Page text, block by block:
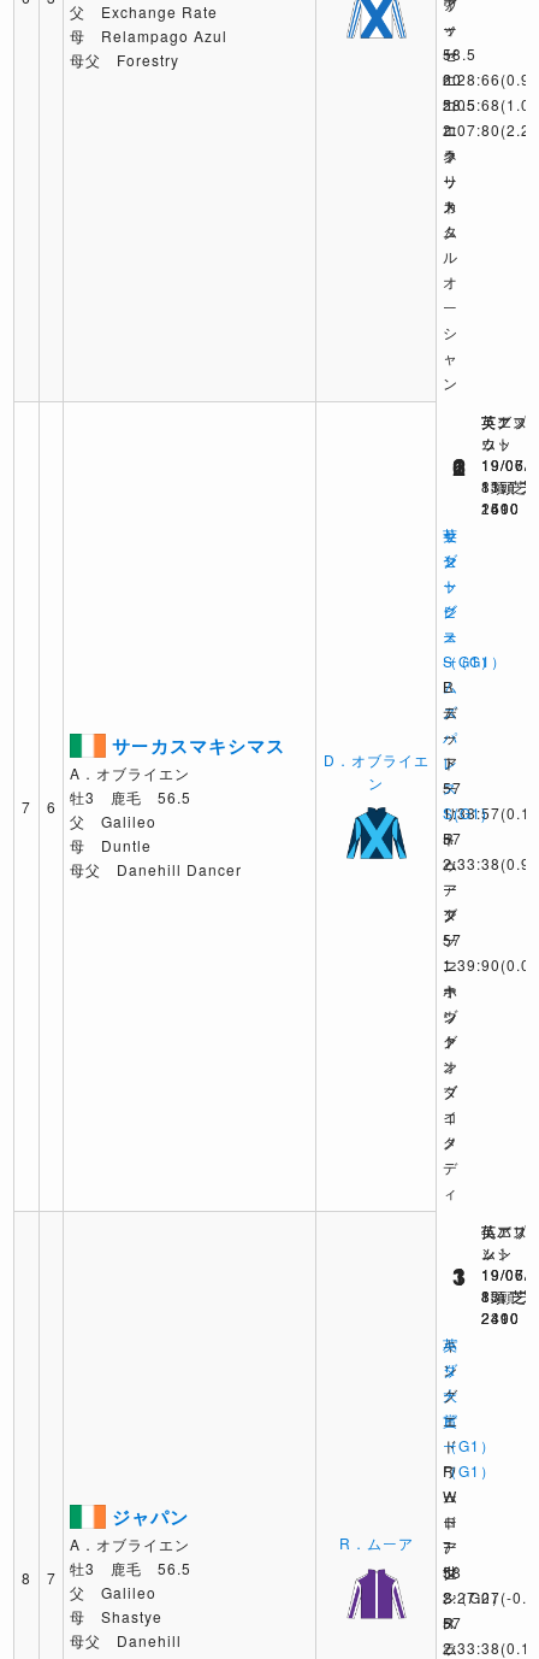
父 Exchange Rate
母 Relampago Azul
母父 Forestry
ー
58.5
2:28:66(0.9)
コ
ロ
ネ
ッ
ト
ィ
ー
60
2:05:68(1.0)
エ
ラ
ー
カ
ム
ッ
ゼ
ニ
58.5
2:07:80(2.2)
ク
リ
ス
タ
ル
オ
ー
シ
ャ
ン
7 6
サーカスマキシマス
A．オブライエン
牡3 鹿毛 56.5
父 Galileo
母 Duntle
母父 Danehill Dancer
D．オブライエ
ン
2
英グッ
ウッ
19/07/
8頭 芝
1600
サ
セ
ッ
ク
ス
S（G1）
R
ム
ー
ア
57
1:38:57(0.1)
ト
ゥ
ー
ダ
ー
ン
ホ
ッ
ト
1
英アス
ット
19/06/
11頭 芝
1590
セ
ン
ト
ジ
ェ
ー
ム
ズ
パ
レ
ス
S(G1)
R
ム
ー
ア
57
1:39:90(0.0)
キ
ン
グ
オ
ブ
コ
メ
デ
ィ
6
英エプ
ム
19/06/
13頭 芝
2410
英
ダ
ー
ビ
ー
（G1）
L
デ
ッ
ト
ー
リ
57
2:33:38(0.9)
ア
ン
ソ
ニ
ー
ヴ
ァ
ン
ダ
イ
ク
8 7
ジャパン
A．オブライエン
牡3 鹿毛 56.5
父 Galileo
母 Shastye
母父 Danehill
R．ムーア
1
仏パリ
ンシ
19/07/
8頭 芝
2400
パ
リ
大
賞
（G1）
R
ム
ー
ア
58
2:27:07(-
ス
ラ
1
英アス
ット
19/06/
8頭 芝
2390
キ
ン
グ
エ
ド
ワ
ー
ド
7
世
S（G2）
R
ム
3
英エプ
ム
19/06/
13頭 芝
2410
英
ダ
ー
ビ
ー
（G1）
W
ロ
ー
ダ
ン
57
2:33:38(0.1)